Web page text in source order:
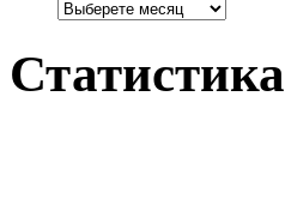
Статистика